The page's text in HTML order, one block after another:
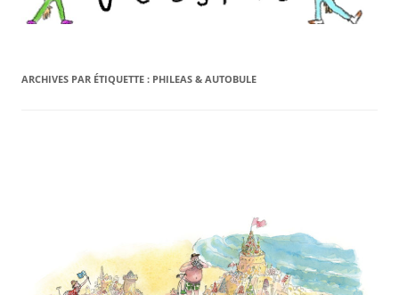
ARCHIVES PAR ÉTIQUETTE : PHILEAS & AUTOBULE